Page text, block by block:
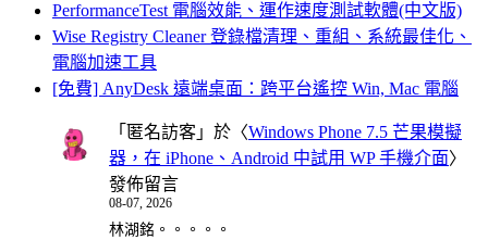
PerformanceTest 電腦效能、運作速度測試軟體(中文版)
Wise Registry Cleaner 登錄檔清理、重組、系統最佳化、
電腦加速工具
[免費] AnyDesk 遠端桌面：跨平台遙控 Win, Mac 電腦
「 匿名訪客 」於〈Windows Phone 7.5 芒果模擬
器，在 iPhone、Android 中試用 WP 手機介面〉
發佈留言
08-07, 2026
林湖銘。。。。。